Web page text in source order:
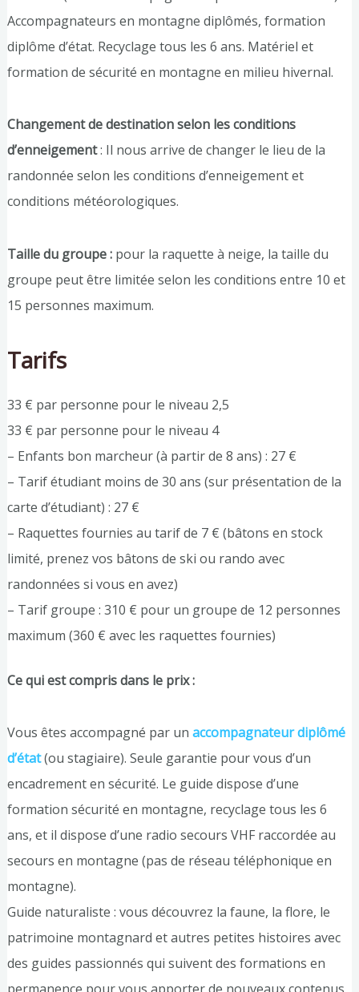
Accompagnateurs en montagne diplômés, formation
diplôme d’état. Recyclage tous les 6 ans. Matériel et
formation de sécurité en montagne en milieu hivernal.
Changement de destination selon les conditions
d’enneigement: Il nous arrive de changer le lieu de la
randonnée selon les conditions d’enneigement et
conditions météorologiques.
Taille du groupe :pour la raquette à neige, la taille du
groupe peut être limitée selon les conditions entre 10 et
15 personnes maximum.
Tarifs
33 € par personne pour le niveau 2,5
33 € par personne pour le niveau 4
– Enfants bon marcheur (à partir de 8 ans) : 27 €
– Tarif étudiant moins de 30 ans (sur présentation de la
carte d’étudiant) : 27 €
– Raquettes fournies au tarif de 7 € (bâtons en stock
limité, prenez vos bâtons de ski ou rando avec
randonnées si vous en avez)
– Tarif groupe : 310 € pour un groupe de 12 personnes
maximum (360 € avec les raquettes fournies)
Ce qui est compris dans le prix :
Vous êtes accompagné par un accompagnateur diplômé
d’état(ou stagiaire). Seule garantie pour vous d’un
encadrement en sécurité. Le guide dispose d’une
formation sécurité en montagne, recyclage tous les 6
ans, et il dispose d’une radio secours VHF raccordée au
secours en montagne (pas de réseau téléphonique en
montagne).
Guide naturaliste : vous découvrez la faune, la flore, le
patrimoine montagnard et autres petites histoires avec
des guides passionnés qui suivent des formations en